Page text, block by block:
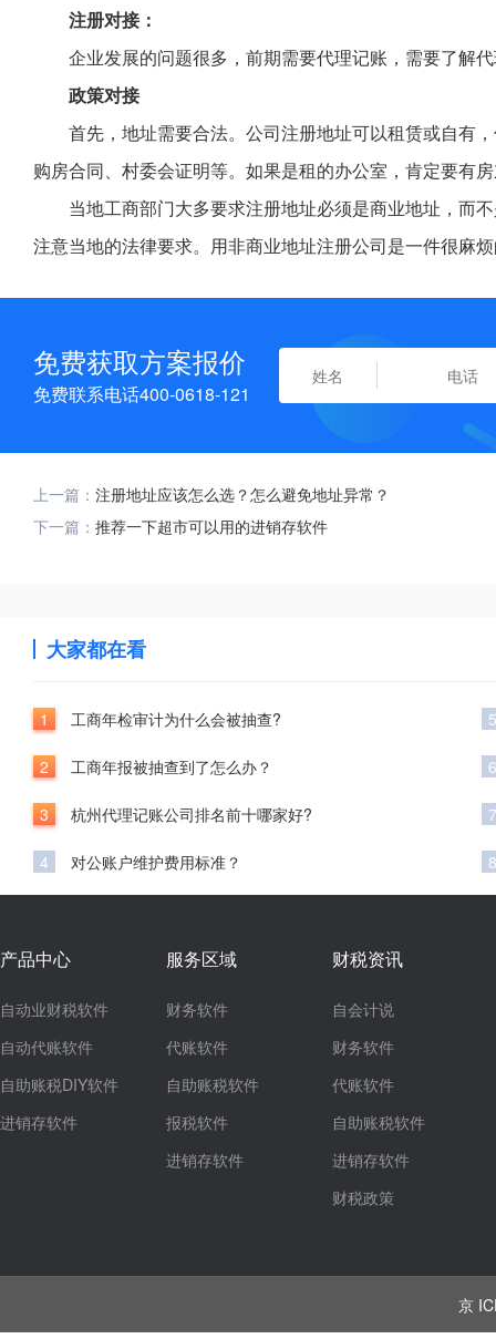
注册对接：
企业发展的问题很多，前期需要代理记账，需要了解
政策对接
首先，地址需要合法。公司注册地址可以租赁或自有
购房合同、村委会证明等。如果是租的办公室，肯定要有
当地工商部门大多要求注册地址必须是商业地址，而
注意当地的法律要求。用非商业地址注册公司是一件很麻
免费获取方案报价
免费联系电话400-0618-121
上一篇： 注册地址应该怎么选？怎么避免地址异常？
下一篇： 推荐一下超市可以用的进销存软件
大家都在看
1 工商年检审计为什么会被抽查?
2 工商年报被抽查到了怎么办？
3 杭州代理记账公司排名前十哪家好?
4 对公账户维护费用标准？
5
6
7
8
产品中心
自动业财税软件
自动代账软件
自助账税DIY软件
进销存软件
服务区域
财务软件
代账软件
自助账税软件
报税软件
进销存软件
财税资讯
自会计说
财务软件
代账软件
自助账税软件
进销存软件
财税政策
京